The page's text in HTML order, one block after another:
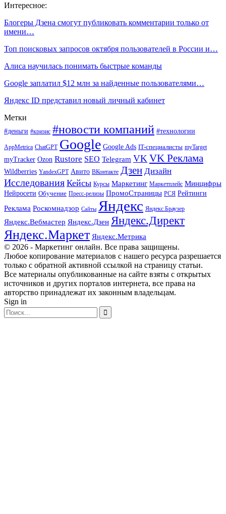
Интересное:
Блогеры Дзена смогут публиковать комментарии только от
имени…
Топ поисковых запросов октября пользователей в России и…
Алиса научилась понимать быстрые команды
Google заплатил $12 млн за найденные пользователями…
Яндекс ID представил новый личный кабинет
Метки
#деньги #кризис #новости компаний #технологии
AppMetrica ChatGPT Google Google Ads IT-специалисты myTarget
myTracker Ozon Rustore SEO Telegram VK VK Реклама
Wildberries YandexGPT Авито ВКонтакте Дзен Дизайн
Исследования Кейсы Курсы Маркетинг Маркетплейс Минцифры
Нейросети Обучение Пресс-релизы ПромоСтраницы РСЯ Рейтинги
Реклама Роскомнадзор Сайты Яндекс Яндекс.Браузер
Яндекс.Вебмастер Яндекс.Дзен Яндекс.Директ
Яндекс.Маркет Яндекс.Метрика
© 2026 - Маркетинг онлайн. Все права защищены.
Любое копирование материалов с нашего ресурса разрешается
только с обратной активной ссылкой на страницу статьи.
Все материалы опубликованные на сайте взяты с открытых
источников и других порталов интернета, все права на
авторство принадлежат их законным владельцам.
Sign in